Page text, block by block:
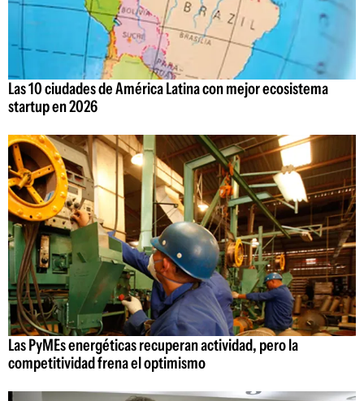
Las 10 ciudades de América Latina con mejor ecosistema
startup en 2026
Las PyMEs energéticas recuperan actividad, pero la
competitividad frena el optimismo